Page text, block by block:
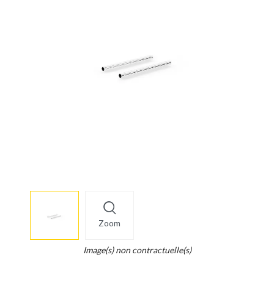
Zoom
info
Image(s) non contractuelle(s)